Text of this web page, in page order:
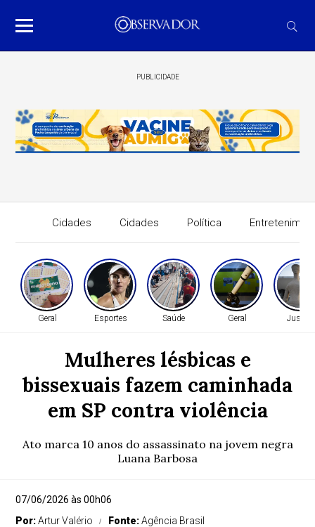
PUBLICIDADE
Cidades Cidades Política
Geral Esportes Saúde Geral Justiça
Mulheres lésbicas e
bissexuais fazem caminhada
em SP contra violência
Ato marca 10 anos do assassinato na jovem negra
Luana Barbosa
07/06/2026 às 00h06
Por:Artur Valério Fonte:Agência Brasil